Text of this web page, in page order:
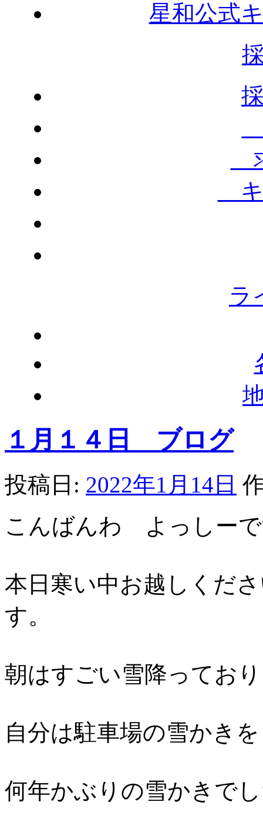
星和公式
キ
ラ
１月１４日 ブログ
投稿日: 2022年1月14日
こんばんわ よっしー
本日寒い中お越しくだ
す。
朝はすごい雪降ってお
自分は駐車場の雪かき
何年かぶりの雪かきで